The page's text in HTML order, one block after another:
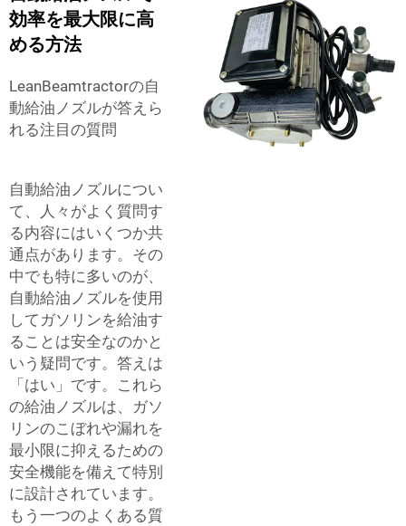
効率を最大限に高
める方法
LeanBeamtractorの自
動給油ノズルが答えら
れる注目の質問
自動給油ノズルについ
て、人々がよく質問す
る内容にはいくつか共
通点があります。その
中でも特に多いのが、
自動給油ノズルを使用
してガソリンを給油す
ることは安全なのかと
いう疑問です。答えは
「はい」です。これら
の給油ノズルは、ガソ
リンのこぼれや漏れを
最小限に抑えるための
安全機能を備えて特別
に設計されています。
もう一つのよくある質